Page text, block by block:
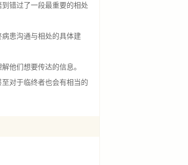
错过了一段最重要的相处
患沟通与相处的具体建
他们想要传达的信息。
对于临终者也会有相当的